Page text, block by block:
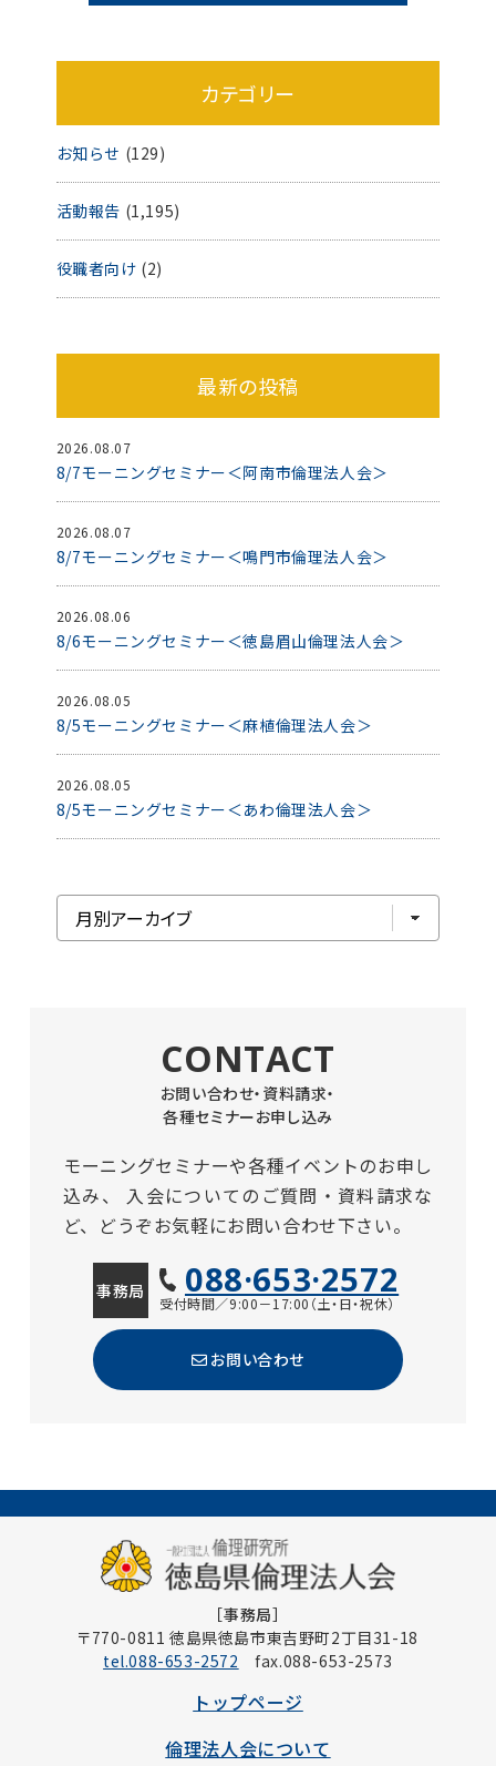
カテゴリー
お知らせ (129)
活動報告 (1,195)
役職者向け (2)
最新の投稿
2026.08.07
8/7モーニングセミナー＜阿南市倫理法人会＞
2026.08.07
8/7モーニングセミナー＜鳴門市倫理法人会＞
2026.08.06
8/6モーニングセミナー＜徳島眉山倫理法人会＞
2026.08.05
8/5モーニングセミナー＜麻植倫理法人会＞
2026.08.05
8/5モーニングセミナー＜あわ倫理法人会＞
CONTACT
お問い合わせ・資料請求・
各種セミナーお申し込み
モーニングセミナーや各種イベントのお申し
込み、
入会についてのご質問・資料請求な
ど、どうぞお気軽にお問い合わせ下さい。
事務局 088·653·2572
受付時間／9:00－17:00（土・日・祝休）
お問い合わせ
［事務局］
〒770-0811 徳島県徳島市東吉野町2丁目31-18
tel.088-653-2572 fax.088-653-2573
トップページ
倫理法人会について